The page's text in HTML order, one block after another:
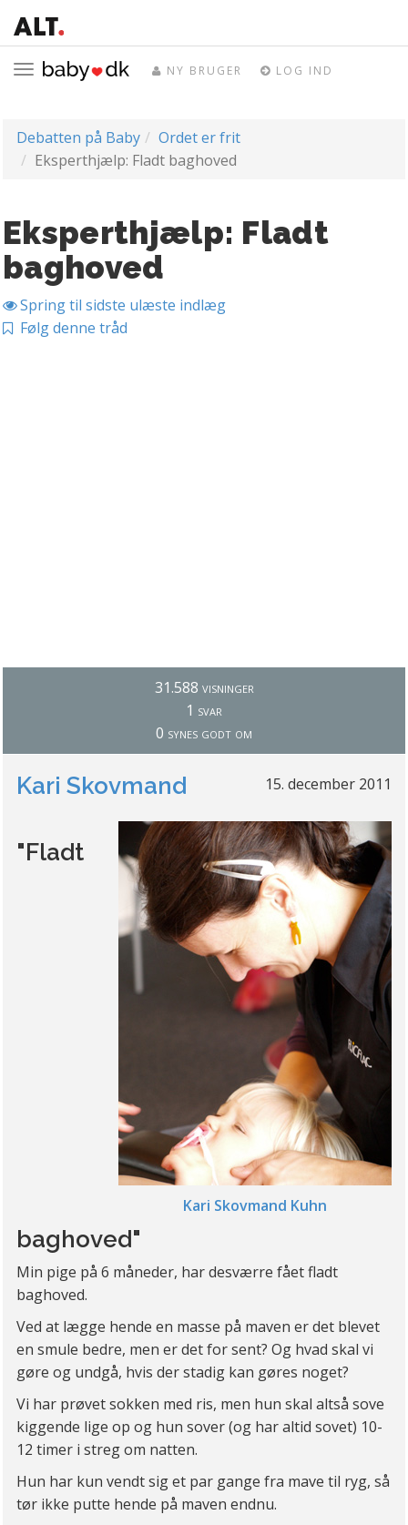
Toggle
NY BRUGER LOG IND
Debatten på Baby
Ordet er frit
Eksperthjælp: Fladt baghoved
Eksperthjælp: Fladt
baghoved
Spring til sidste ulæste indlæg
Følg denne tråd
31.588 visninger
1 svar
0 synes godt om
15. december 2011
Kari Skovmand
Kari Skovmand Kuhn
"Fladt
baghoved"
Min pige på 6 måneder, har desværre fået fladt
baghoved.
Ved at lægge hende en masse på maven er det blevet
en smule bedre, men er det for sent? Og hvad skal vi
gøre og undgå, hvis der stadig kan gøres noget?
Vi har prøvet sokken med ris, men hun skal altså sove
kiggende lige op og hun sover (og har altid sovet) 10-
12 timer i streg om natten.
Hun har kun vendt sig et par gange fra mave til ryg, så
tør ikke putte hende på maven endnu.